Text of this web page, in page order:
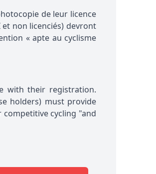
de leur licence
et non licenciés) devront
« apte au cyclisme
with their registration.
holders) must provide
cycling "and